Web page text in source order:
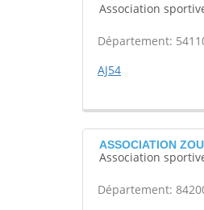
Association
Département:
AJ54
ASSOCIATION
Association
Département: